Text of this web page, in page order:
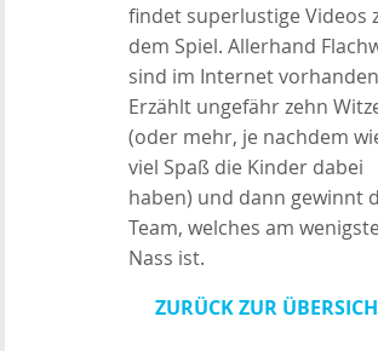
findet superlustige Videos
dem Spiel. Allerhand
sind im Internet
Erzählt ungefähr zehn
(oder mehr, je nachdem
viel Spaß die Kinder dabei
haben) und dann gewinnt
Team, welches am
Nass ist.
ZURÜCK ZUR